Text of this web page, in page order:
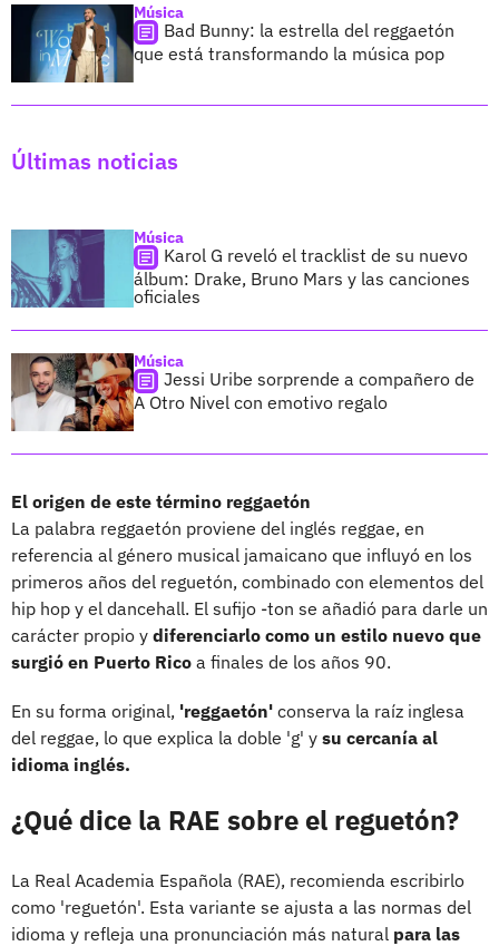
Música
Bad Bunny: la estrella del reggaetón
que está transformando la música pop
Últimas noticias
Música
Karol G reveló el tracklist de su nuevo
álbum: Drake, Bruno Mars y las canciones
oficiales
Música
Jessi Uribe sorprende a compañero de
A Otro Nivel con emotivo regalo
El origen de este término reggaetón
La palabra reggaetón proviene del inglés reggae, en
referencia al género musical jamaicano que influyó en los
primeros años del reguetón, combinado con elementos del
hip hop y el dancehall. El sufijo -ton se añadió para darle un
carácter propio y diferenciarlo como un estilo nuevo que
surgió en Puerto Rico a finales de los años 90.
En su forma original, 'reggaetón' conserva la raíz inglesa
del reggae, lo que explica la doble 'g' y su cercanía al
idioma inglés.
¿Qué dice la RAE sobre el reguetón?
La Real Academia Española (RAE), recomienda escribirlo
como 'reguetón'. Esta variante se ajusta a las normas del
idioma y refleja una pronunciación más natural para las